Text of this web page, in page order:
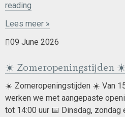
reading
bericht-
maandag
juni
Lees meer »
09 June 2026
☀️ Zomeropeningstijden ☀️
☀️ Zomeropeningstijden ☀️ Van
werken we met aangepaste
tot 14:00 uur 📅 Dinsdag,